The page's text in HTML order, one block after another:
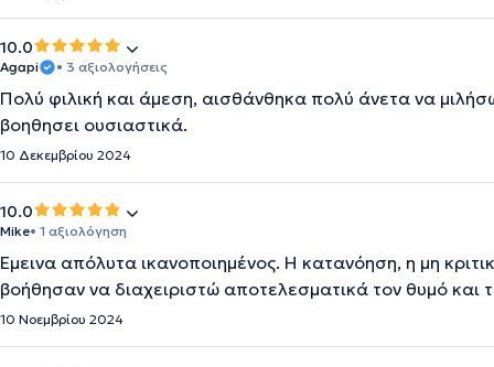
10.0
Agapi • 3 αξιολογήσεις
Πολύ φιλική και άμεση, αισθάνθηκα πολύ άνετα να
βοηθησει ουσιαστικά.
10 Δεκεμβρίου 2024
10.0
Mike• 1 αξιολόγηση
Έμεινα απόλυτα ικανοποιημένος. Η κατανόηση, η μη
βοήθησαν να διαχειριστώ αποτελεσματικά τον θυμό
10 Νοεμβρίου 2024